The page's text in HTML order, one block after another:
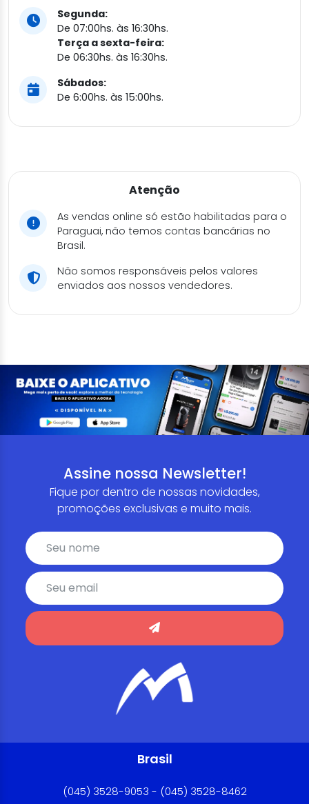
Segunda:
De 07:00hs. às 16:30hs.
Terça a sexta-feira:
De 06:30hs. às 16:30hs.
Sábados:
De 6:00hs. às 15:00hs.
Atenção
As vendas online só estão habilitadas para o
Paraguai, não temos contas bancárias no
Brasil.
Não somos responsáveis pelos valores
enviados aos nossos vendedores.
Assine nossa Newsletter!
Fique por dentro de nossas novidades,
promoções exclusivas e muito mais.
Brasil
(045) 3528-9053 - (045) 3528-8462